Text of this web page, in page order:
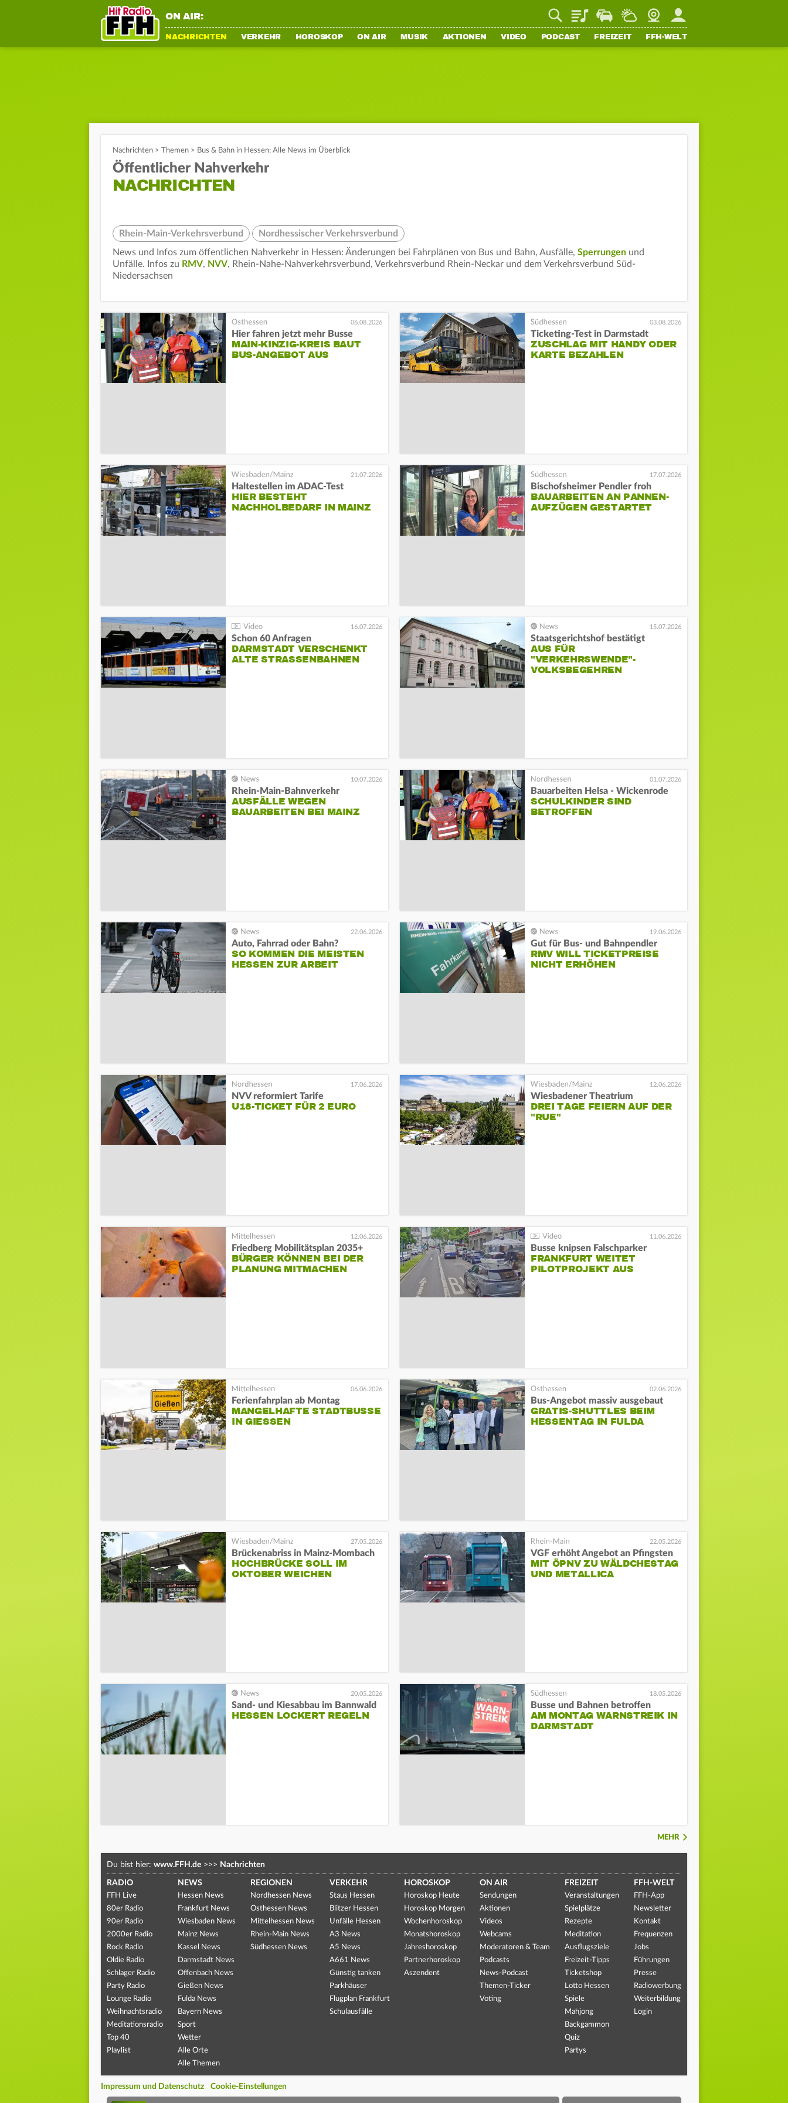
ON AIR: PlaylistStaupilotWetterWebcamMein FFH
NACHRICHTEN VERKEHR HOROSKOP ON AIR MUSIK AKTIONEN VIDEO PODCAST FREIZEIT FFH-WELT
Nachrichten > Themen > Bus & Bahn in Hessen: Alle News im Überblick
Öffentlicher Nahverkehr
NACHRICHTEN
Rhein-Main-Verkehrsverbund
Nordhessischer Verkehrsverbund
News und Infos zum öffentlichen Nahverkehr in Hessen: Änderungen bei Fahrplänen von Bus und Bahn, Ausfälle, Sperrungen und
Unfälle. Infos zu RMV, NVV, Rhein-Nahe-Nahverkehrsverbund, Verkehrsverbund Rhein-Neckar und dem Verkehrsverbund Süd-
Niedersachsen
06.08.2026
Hier fahren jetzt mehr Busse
MAIN-KINZIG-KREIS BAUT
BUS-ANGEBOT AUS
03.08.2026
Ticketing-Test in Darmstadt
ZUSCHLAG MIT HANDY ODER
KARTE BEZAHLEN
21.07.2026
Haltestellen im ADAC-Test
HIER BESTEHT
NACHHOLBEDARF IN MAINZ
17.07.2026
Bischofsheimer Pendler froh
BAUARBEITEN AN PANNEN-
AUFZÜGEN GESTARTET
16.07.2026
Schon 60 Anfragen
DARMSTADT VERSCHENKT
ALTE STRASSENBAHNEN
15.07.2026
Staatsgerichtshof bestätigt
AUS FÜR
"VERKEHRSWENDE"-
VOLKSBEGEHREN
10.07.2026
Rhein-Main-Bahnverkehr
AUSFÄLLE WEGEN
BAUARBEITEN BEI MAINZ
01.07.2026
Bauarbeiten Helsa - Wickenrode
SCHULKINDER SIND
BETROFFEN
22.06.2026
Auto, Fahrrad oder Bahn?
SO KOMMEN DIE MEISTEN
HESSEN ZUR ARBEIT
19.06.2026
Gut für Bus- und Bahnpendler
RMV WILL TICKETPREISE
NICHT ERHÖHEN
17.06.2026
NVV reformiert Tarife
U18-TICKET FÜR 2 EURO
12.06.2026
Wiesbadener Theatrium
DREI TAGE FEIERN AUF DER
"RUE"
12.06.2026
Friedberg Mobilitätsplan 2035+
BÜRGER KÖNNEN BEI DER
PLANUNG MITMACHEN
11.06.2026
Busse knipsen Falschparker
FRANKFURT WEITET
PILOTPROJEKT AUS
06.06.2026
Ferienfahrplan ab Montag
MANGELHAFTE STADTBUSSE
IN GIESSEN
02.06.2026
Bus-Angebot massiv ausgebaut
GRATIS-SHUTTLES BEIM
HESSENTAG IN FULDA
27.05.2026
Brückenabriss in Mainz-Mombach
HOCHBRÜCKE SOLL IM
OKTOBER WEICHEN
22.05.2026
VGF erhöht Angebot an Pfingsten
MIT ÖPNV ZU WÄLDCHESTAG
UND METALLICA
20.05.2026
Sand- und Kiesabbau im Bannwald
HESSEN LOCKERT REGELN
18.05.2026
Busse und Bahnen betroffen
AM MONTAG WARNSTREIK IN
DARMSTADT
MEHR
Du bist hier: www.FFH.de >>> Nachrichten
RADIO
FFH Live
80er Radio
90er Radio
2000er Radio
Rock Radio
Oldie Radio
Schlager Radio
Party Radio
Lounge Radio
Weihnachtsradio
Meditationsradio
Top 40
Playlist
NEWS
Hessen News
Frankfurt News
Wiesbaden News
Mainz News
Kassel News
Darmstadt News
Offenbach News
Gießen News
Fulda News
Bayern News
Sport
Wetter
Alle Orte
Alle Themen
REGIONEN
Nordhessen News
Osthessen News
Mittelhessen News
Rhein-Main News
Südhessen News
VERKEHR
Staus Hessen
Blitzer Hessen
Unfälle Hessen
A3 News
A5 News
A661 News
Günstig tanken
Parkhäuser
Flugplan Frankfurt
Schulausfälle
HOROSKOP
Horoskop Heute
Horoskop Morgen
Wochenhoroskop
Monatshoroskop
Jahreshoroskop
Partnerhoroskop
Aszendent
ON AIR
Sendungen
Aktionen
Videos
Webcams
Moderatoren & Team
Podcasts
News-Podcast
Themen-Ticker
Voting
FREIZEIT
Veranstaltungen
Spielplätze
Rezepte
Meditation
Ausflugsziele
Freizeit-Tipps
Ticketshop
Lotto Hessen
Spiele
Mahjong
Backgammon
Quiz
Partys
FFH-WELT
FFH-App
Newsletter
Kontakt
Frequenzen
Jobs
Führungen
Presse
Radiowerbung
Weiterbildung
Login
Impressum und Datenschutz Cookie-Einstellungen